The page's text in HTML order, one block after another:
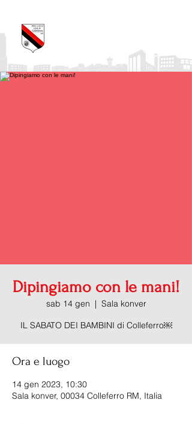
Dipingiamo con le mani!
sab 14 gen
  |
Sala konver
IL SABATO DEI BAMBINI di Colleferro￼
Ora e luogo
14 gen 2023, 10:30
Sala konver, 00034 Colleferro RM, Italia